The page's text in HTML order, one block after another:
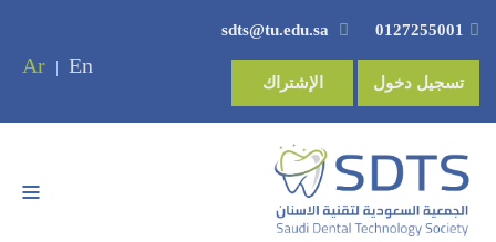
0127255001
Ar | En
تسجيل دخول الإشتراك